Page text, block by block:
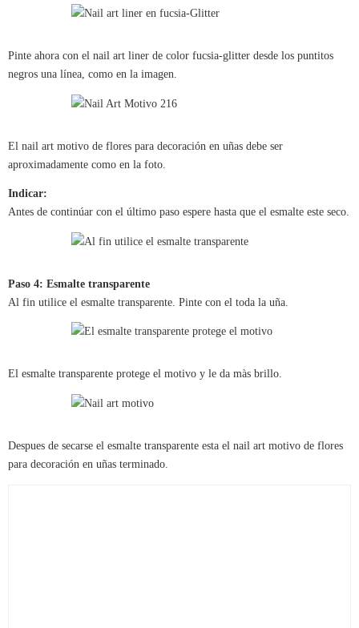
Pinte ahora con el nail art liner de color fucsia-glitter desde los puntitos
negros una línea, como en la imagen.
El nail art motivo de flores para decoración en uñas debe ser
aproximadamente como en la foto.
Indicar:
Antes de continúar con el último paso espere hasta que el esmalte este seco.
Paso 4: Esmalte transparente
Al fin utilice el esmalte transparente. Pinte con el toda la uña.
El esmalte transparente protege el motivo y le da màs brillo.
Despues de secarse el esmalte transparente esta el nail art motivo de flores
para decoración en uñas terminado.